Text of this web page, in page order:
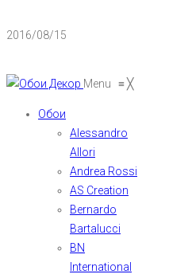
2016/08/15
Menu ≡╳
Обои
Alessandro
Allori
Andrea Rossi
AS Creation
Bernardo
Bartalucci
BN
International